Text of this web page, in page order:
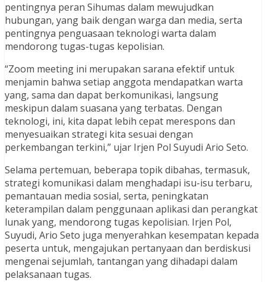
pentingnya peran Sihumas dalam mewujudkan
hubungan, yang baik dengan warga dan media, serta
pentingnya penguasaan teknologi warta dalam
mendorong tugas-tugas kepolisian.
“Zoom meeting ini merupakan sarana efektif untuk
menjamin bahwa setiap anggota mendapatkan warta
yang, sama dan dapat berkomunikasi, langsung
meskipun dalam suasana yang terbatas. Dengan
teknologi, ini, kita dapat lebih cepat merespons dan
menyesuaikan strategi kita sesuai dengan
perkembangan terkini,” ujar Irjen Pol Suyudi Ario Seto.
Selama pertemuan, beberapa topik dibahas, termasuk,
strategi komunikasi dalam menghadapi isu-isu terbaru,
pemantauan media sosial, serta, peningkatan
keterampilan dalam penggunaan aplikasi dan perangkat
lunak yang, mendorong tugas kepolisian. Irjen Pol,
Suyudi, Ario Seto juga menyerahkan kesempatan kepada
peserta untuk, mengajukan pertanyaan dan berdiskusi
mengenai sejumlah, tantangan yang dihadapi dalam
pelaksanaan tugas.